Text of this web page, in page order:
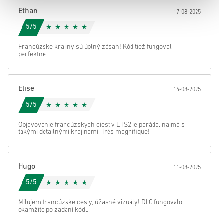
Ethan 17-08-2025
5/5
Francúzske krajiny sú úplný zásah! Kód tiež fungoval
perfektne.
Elise 14-08-2025
5/5
Objavovanie francúzskych ciest v ETS2 je paráda, najmä s
takými detailnými krajinami. Très magnifique!
Hugo 11-08-2025
5/5
Milujem francúzske cesty, úžasné vizuály! DLC fungovalo
okamžite po zadaní kódu.